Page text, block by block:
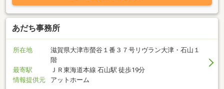
あだち事務所
所在地
滋賀県大津市螢谷１番３７号リヴラン大津・石山１
階
最寄駅
ＪＲ東海道本線 石山駅 徒歩19分
情報提供元
アットホーム